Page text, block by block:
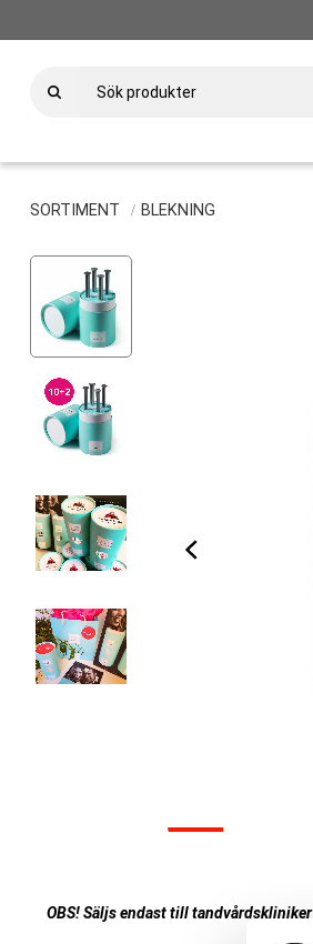
SORTIMENT BLEKNING
OBS! Säljs endast till tandvårdskliniker